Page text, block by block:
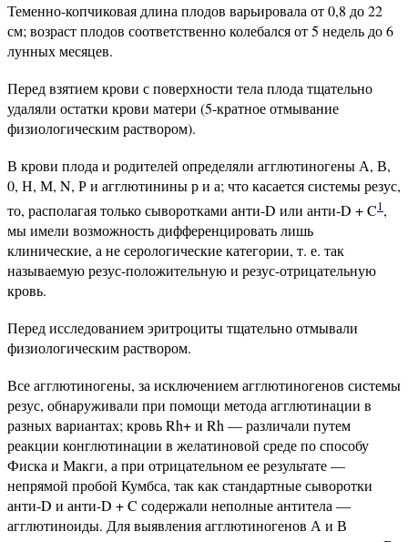
Теменно-копчиковая длина плодов варьировала от 0,8 до 22
см; возраст плодов соответственно колебался от 5 недель до 6
лунных месяцев.
Перед взятием крови с поверхности тела плода тщательно
удаляли остатки крови матери (5-кратное отмывание
физиологическим раствором).
В крови плода и родителей определяли агглютиногены А, В,
0, Н, М, N, Р и агглютинины р и а; что касается системы резус,
то, располагая только сыворотками анти-D или анти-D + C1,
мы имели возможность дифференцировать лишь
клинические, а не серологические категории, т. е. так
называемую резус-положительную и резус-отрицательную
кровь.
Перед исследованием эритроциты тщательно отмывали
физиологическим раствором.
Все агглютиногены, за исключением агглютиногенов системы
резус, обнаруживали при помощи метода агглютинации в
разных вариантах; кровь Rh+ и Rh — различали путем
реакции конглютинации в желатиновой среде по способу
Фиска и Макги, а при отрицательном ее результате —
непрямой пробой Кумбса, так как стандартные сыворотки
анти-D и анти-D + C содержали неполные антитела —
агглютиноиды. Для выявления агглютиногенов А и В